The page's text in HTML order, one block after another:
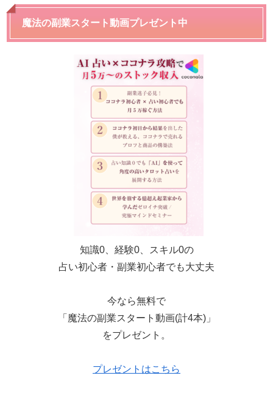
魔法の副業スタート動画プレゼント中
知識0、経験0、スキル0の
占い初心者・副業初心者でも大丈夫
今なら無料で
「魔法の副業スタート動画(計4本)」
をプレゼント。
プレゼントはこちら